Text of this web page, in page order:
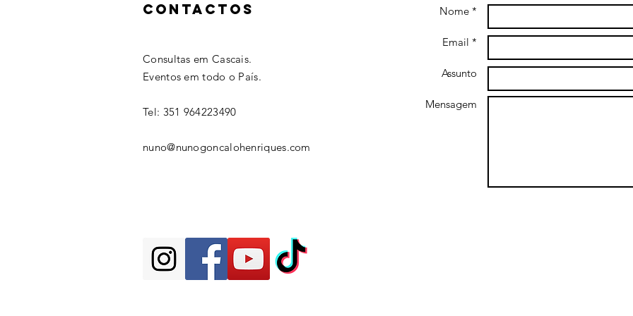
Contactos
Consultas em Cascais.
Eventos em todo o País.
Tel: 351 964223490
nuno@nunogoncalohenriques.com
Nome *
Email *
Assunto
Mensagem